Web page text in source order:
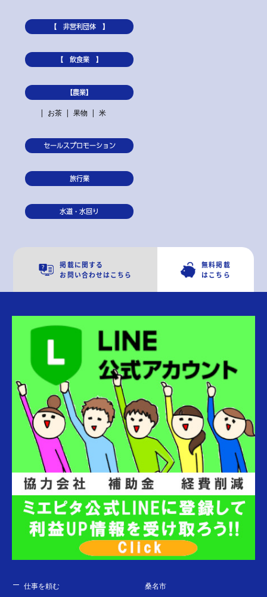
【 非営利団体 】
【 飲食業 】
【農業】
お茶
果物 米
セールスプロモーション
旅行業
水道・水回り
掲載に関する
お問い合わせはこちら
無料掲載
はこちら
仕事を頼む
桑名市